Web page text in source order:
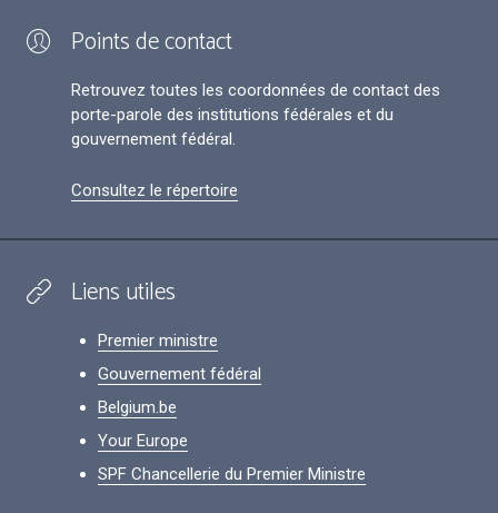
Points de contact
Retrouvez toutes les coordonnées de contact des
porte-parole des institutions fédérales et du
gouvernement fédéral.
Consultez le répertoire
Liens utiles
Premier ministre
Gouvernement fédéral
Belgium.be
Your Europe
SPF Chancellerie du Premier Ministre